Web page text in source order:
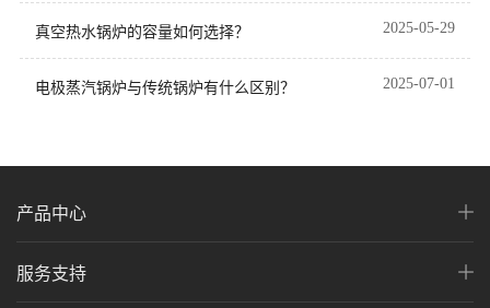
真空热水锅炉的容量如何选择？ 2025-05-29
电极蒸汽锅炉与传统锅炉有什么区别？ 2025-07-01
产品中心
服务支持